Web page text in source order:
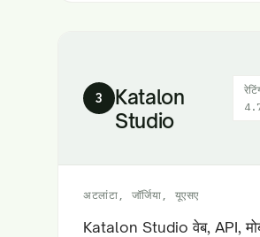
3
Katalon
Studio
अटलांटा, जॉर्जिया, यूएसए
Katalon Studio वेब, API,